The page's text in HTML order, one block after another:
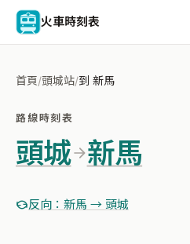
火車時刻表
首頁/頭城站/到 新馬
路線時刻表
頭城 新馬
反向：新馬 → 頭城